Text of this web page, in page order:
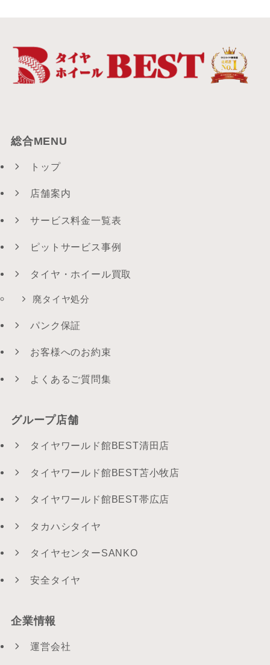
総合MENU
トップ
店舗案内
サービス料金一覧表
ピットサービス事例
タイヤ・ホイール買取
廃タイヤ処分
パンク保証
お客様へのお約束
よくあるご質問集
グループ店舗
タイヤワールド館BEST清田店
タイヤワールド館BEST苫小牧店
タイヤワールド館BEST帯広店
タカハシタイヤ
タイヤセンターSANKO
安全タイヤ
企業情報
運営会社